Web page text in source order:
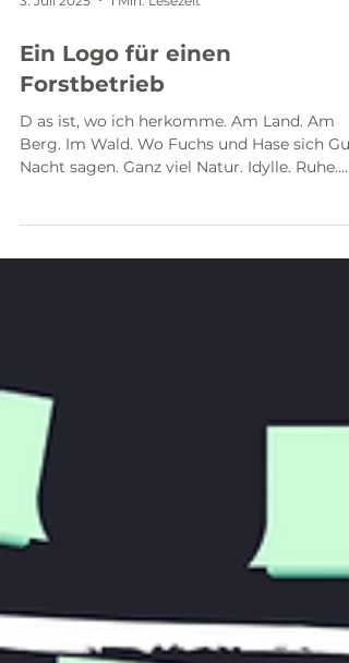
3. Juli 2025 1 Min. Lesezeit
Ein Logo für einen
Forstbetrieb
D as ist, wo ich herkomme. Am Land. Am